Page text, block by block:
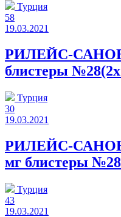
Турция
58
19.03.2021
РИЛЕЙС-
блистеры
Турция
30
19.03.2021
РИЛЕЙС-
мг блистеры
Турция
43
19.03.2021